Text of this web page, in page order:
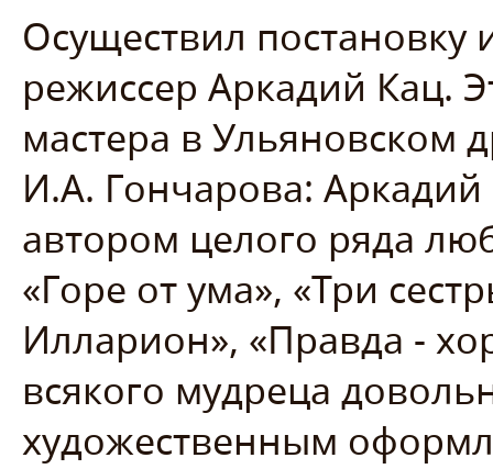
Осуществил постановку
режиссер Аркадий Кац.
мастера в Ульяновском
И.А. Гончарова:
автором целого ряда
«Горе от ума», «Три
Илларион», «Правда -
всякого мудреца
художественным